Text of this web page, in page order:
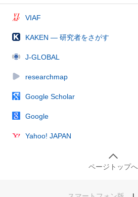
VIAF
KAKEN — 研究者をさがす
J-GLOBAL
researchmap
Google Scholar
Google
Yahoo! JAPAN
ページトップへ